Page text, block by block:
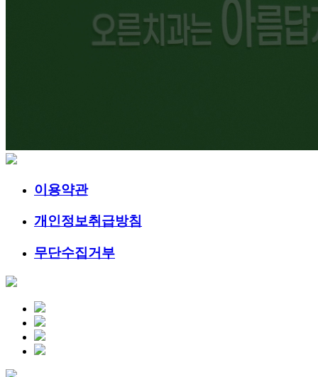
이용약관
개인정보취급방침
무단수집거부